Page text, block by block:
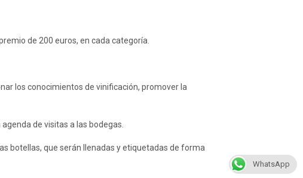
de 200 euros, en cada categoría.
los conocimientos de vinificación, promover la
de visitas a las bodegas.
botellas, que serán llenadas y etiquetadas de forma
WhatsApp